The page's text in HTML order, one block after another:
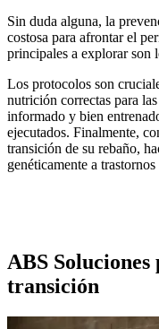
Sin duda alguna, la
costosa para afrontar el
principales a explorar son
Los protocolos son
nutrición correctas para
informado y bien
ejecutados. Finalmente,
transición de su rebaño,
genéticamente a
ABS
transición